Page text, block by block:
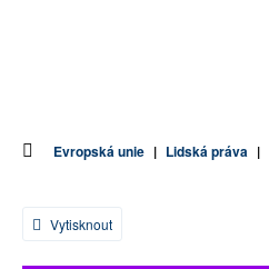
Evropská unie | Lidská práva |
Vytisknout